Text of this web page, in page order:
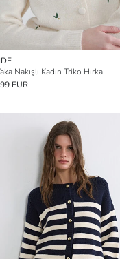
Nakışlı Kadın Triko Hırka
EUR